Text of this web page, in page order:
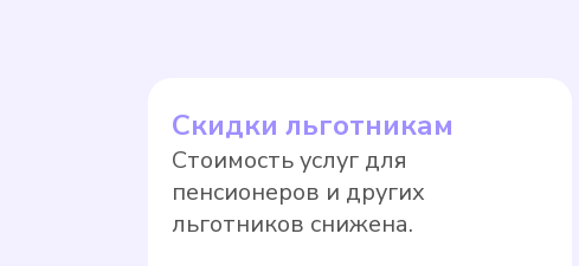
обеспечения единства измерений,
компания вправе перевести собственника
если прибор учета не был поверен в
Оплата по нормативному тарифу, как правило,
с поверкой.
Скидки льготникам
Стоимость услуг для
пенсионеров и других
льготников снижена.